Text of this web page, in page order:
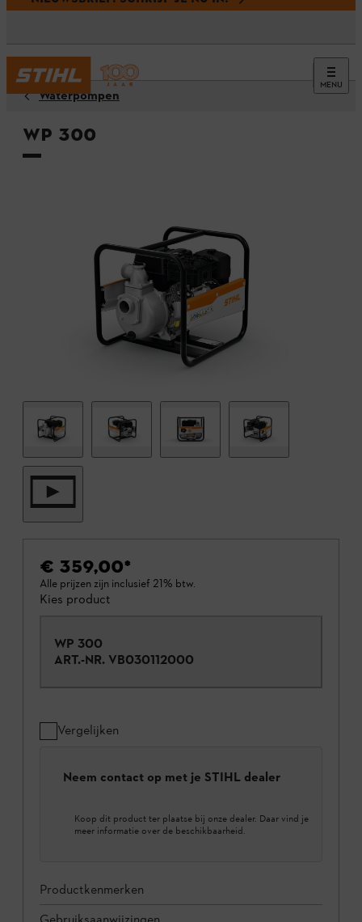
MENU
Waterpompen
WP 300
€ 359,00*
Alle prijzen zijn inclusief 21% btw.
Kies product
WP 300
ART.-NR. VB030112000
Vergelijken
Neem contact op met je STIHL dealer
Koop dit product ter plaatse bij onze dealer. Daar vind je
meer informatie over de beschikbaarheid.
Productkenmerken
Gebruiksaanwijzingen